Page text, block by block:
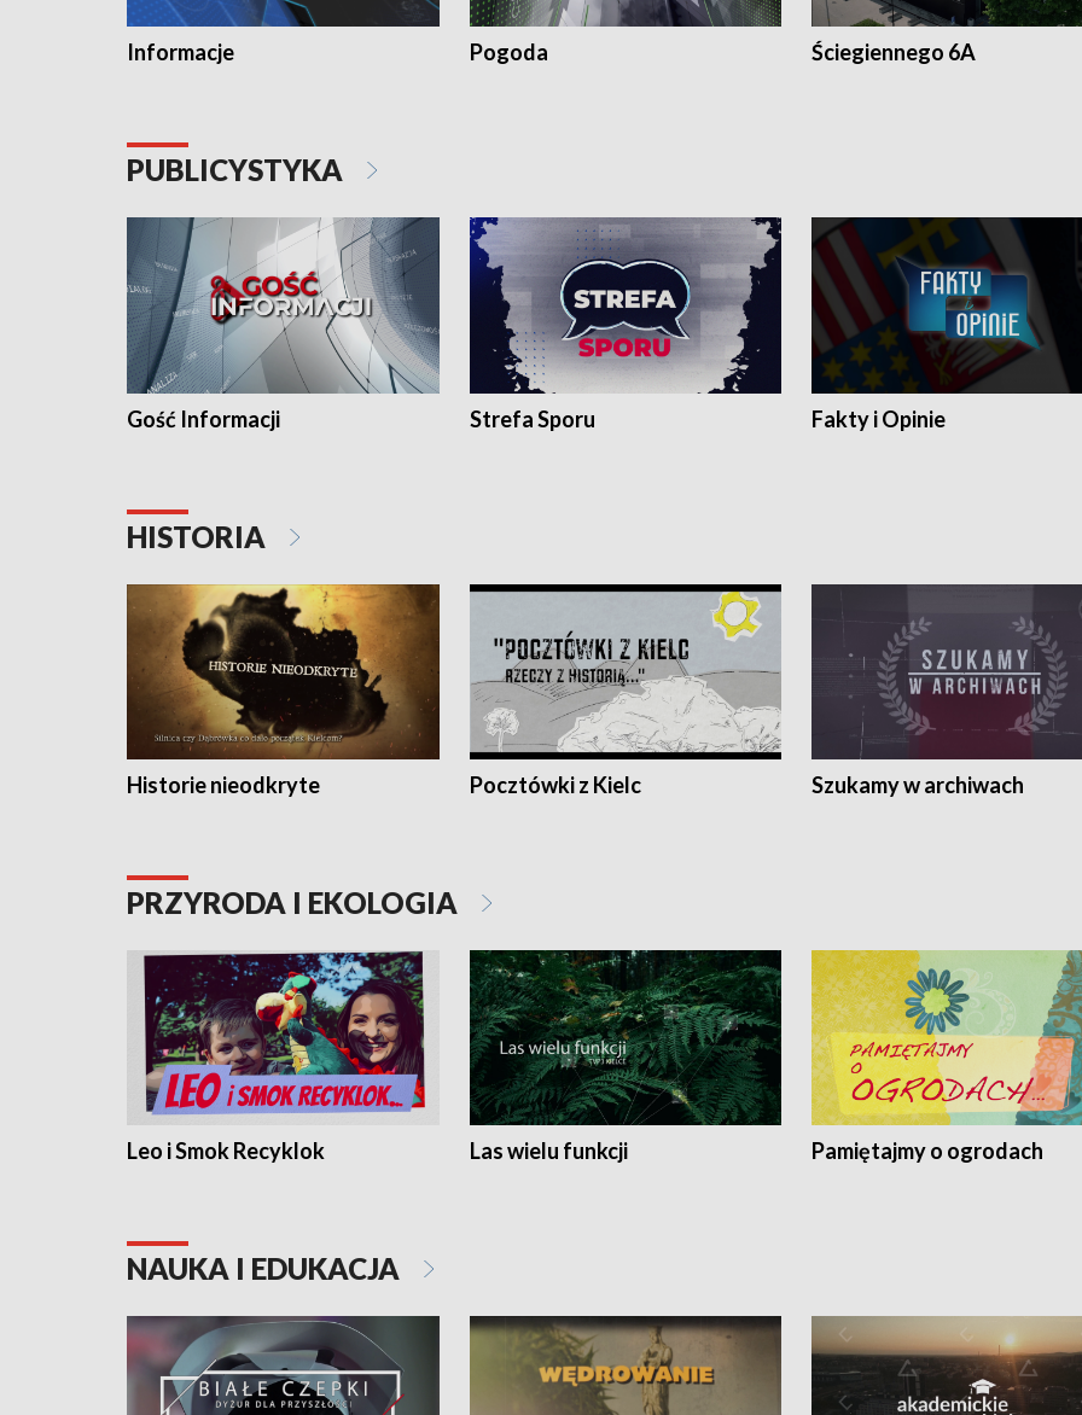
Informacje Pogoda Ściegiennego 6A
PUBLICYSTYKA
Gość Informacji Strefa Sporu Fakty i Opinie
HISTORIA
Historie nieodkryte Pocztówki z Kielc Szukamy w archiwach
PRZYRODA I EKOLOGIA
Leo i Smok Recyklok Las wielu funkcji Pamiętajmy o ogrodach
NAUKA I EDUKACJA